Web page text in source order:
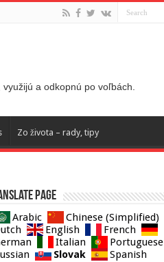
a odkopnú po voľbách.
Zo života – rady, tipy
page
Arabic
Chinese (Simplified)
English
French
Italian
Portuguese
Slovak Spanish